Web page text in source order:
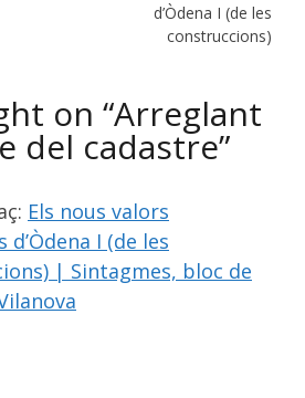
d’Òdena I (de les
construccions)
on “Arreglant
del cadastre”
Els nous valors
d’Òdena I (de les
| Sintagmes, bloc de